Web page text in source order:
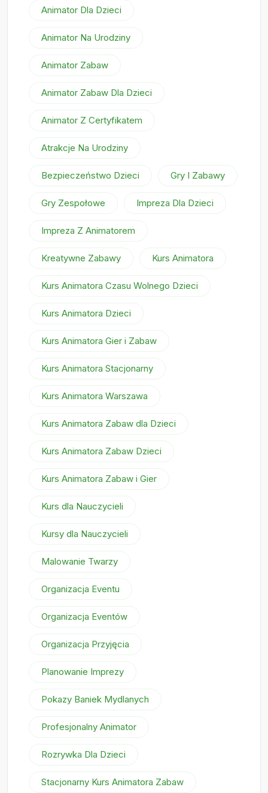
Animator Dla Dzieci
Animator Na Urodziny
Animator Zabaw
Animator Zabaw Dla Dzieci
Animator Z Certyfikatem
Atrakcje Na Urodziny
Bezpieczeństwo Dzieci Gry I Zabawy
Gry Zespołowe Impreza Dla Dzieci
Impreza Z Animatorem
Kreatywne Zabawy Kurs Animatora
Kurs Animatora Czasu Wolnego Dzieci
Kurs Animatora Dzieci
Kurs Animatora Gier i Zabaw
Kurs Animatora Stacjonarny
Kurs Animatora Warszawa
Kurs Animatora Zabaw dla Dzieci
Kurs Animatora Zabaw Dzieci
Kurs Animatora Zabaw i Gier
Kurs dla Nauczycieli
Kursy dla Nauczycieli
Malowanie Twarzy
Organizacja Eventu
Organizacja Eventów
Organizacja Przyjęcia
Planowanie Imprezy
Pokazy Baniek Mydlanych
Profesjonalny Animator
Rozrywka Dla Dzieci
Stacjonarny Kurs Animatora Zabaw